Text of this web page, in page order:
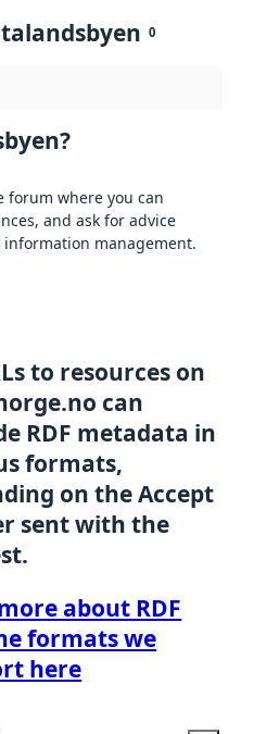
0
forum where you can
and ask for advice
management.
to resources on
can
RDF metadata in
formats,
on the Accept
sent with the
about RDF
formats we
here